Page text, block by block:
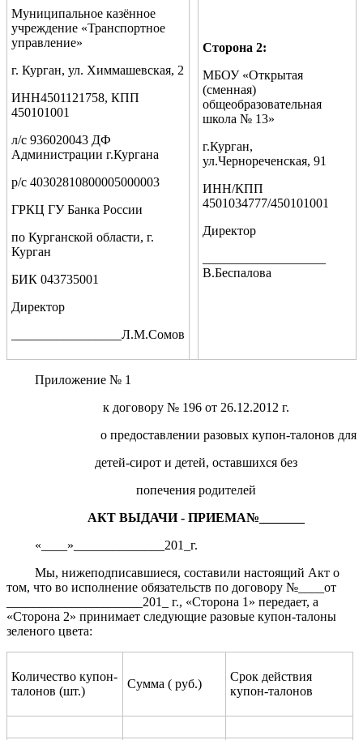
Муниципальное казённое
учреждение «Транспортное
управление»
г. Курган, ул. Химмашевская, 2
ИНН4501121758, КПП
450101001
л/с 936020043 ДФ
Администрации г.Кургана
р/с 40302810800005000003
ГРКЦ ГУ Банка России
по Курганской области, г.
Курган
БИК 043735001
Директор
_________________Л.М.Сомов
Сторона 2:
МБОУ «Открытая
(сменная)
общеобразовательная
школа № 13»
г.Курган,
ул.Чернореченская, 91
ИНН/КПП
4501034777/450101001
Директор
В.Беспалова
Приложение № 1
к договору № 196 от 26.12.2012 г.
о предоставлении разовых купон-талонов для
детей-сирот и детей, оставшихся без
попечения родителей
АКТ ВЫДАЧИ - ПРИЕМА№_______
«____»______________201_г.
Мы, нижеподписавшиеся, составили настоящий Акт о
том, что во исполнение обязательств по договору №____от
_____________________201_ г., «Сторона 1» передает, а
«Сторона 2» принимает следующие разовые купон-талоны
зеленого цвета:
Количество купон-
талонов (шт.)
Сумма ( руб.)
Срок действия
купон-талонов